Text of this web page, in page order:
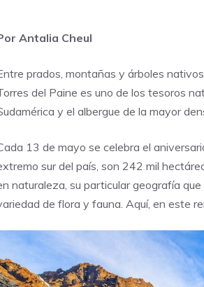
Antalia Cheul
prados, montañas y árboles
del Paine es uno de los tesoros
y el albergue de la mayor
13 de mayo se celebra el
sur del país, son 242 mil
naturaleza, su particular geografía
de flora y fauna. Aquí, en este